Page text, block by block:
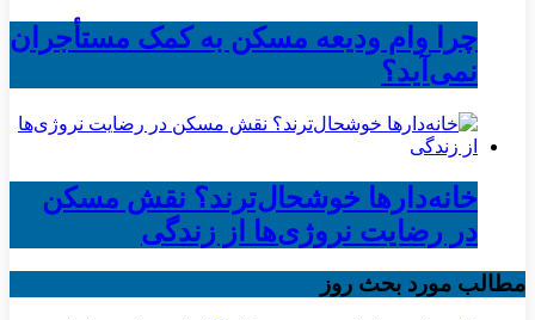
چرا وام ودیعه مسکن به کمک مستأجران
نمی‌آید؟
خانه‌دارها خوشحال‌ترند؟ نقش مسکن
در رضایت نروژی‌ها از زندگی
مطالب مورد بحث روز